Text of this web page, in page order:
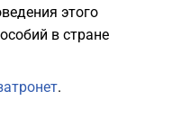
этого
в стране
.